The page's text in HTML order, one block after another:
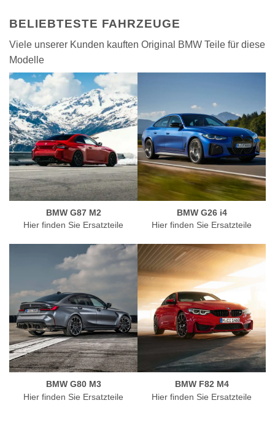
BELIEBTESTE FAHRZEUGE
Viele unserer Kunden kauften Original BMW Teile für diese
Modelle
BMW G87 M2
Hier finden Sie Ersatzteile
BMW G26 i4
Hier finden Sie Ersatzteile
BMW G80 M3
Hier finden Sie Ersatzteile
BMW F82 M4
Hier finden Sie Ersatzteile